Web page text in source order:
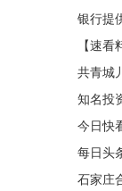
银行提
【速
共青城
知名投
今日快
石家庄